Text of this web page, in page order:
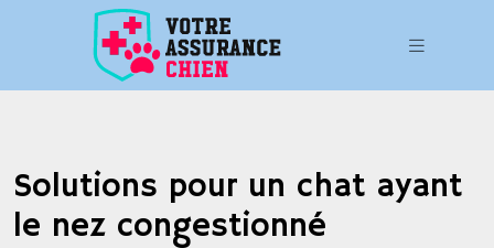
Solutions pour un chat ayant
le nez congestionné